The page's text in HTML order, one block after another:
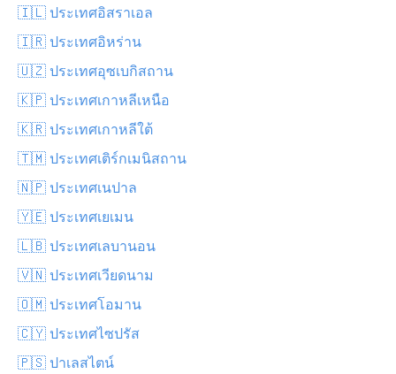
🇮🇱 ประเทศอิสราเอล
🇮🇷 ประเทศอิหร่าน
🇺🇿 ประเทศอุซเบกิสถาน
🇰🇵 ประเทศเกาหลีเหนือ
🇰🇷 ประเทศเกาหลีใต้
🇹🇲 ประเทศเติร์กเมนิสถาน
🇳🇵 ประเทศเนปาล
🇾🇪 ประเทศเยเมน
🇱🇧 ประเทศเลบานอน
🇻🇳 ประเทศเวียดนาม
🇴🇲 ประเทศโอมาน
🇨🇾 ประเทศไซปรัส
🇵🇸 ปาเลสไตน์